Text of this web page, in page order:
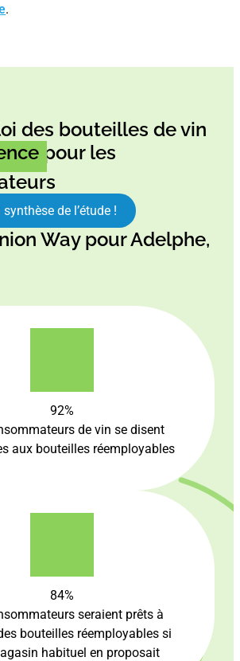
.
des bouteilles de vin
pour les
de l’étude !
Way pour Adelphe,
92%
de vin se disent
aux bouteilles réemployables
84%
seraient prêts à
bouteilles réemployables si
habituel en proposait